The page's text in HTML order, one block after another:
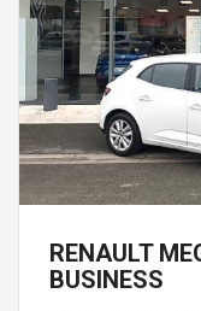
RENAULT
BUSINESS